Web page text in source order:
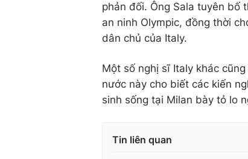
phản đối. Ông Sala tuyên bố
an ninh Olympic, đồng thời
dân chủ của Italy.
Một số nghị sĩ Italy khác
nước này cho biết các kiến
sinh sống tại Milan bày tỏ lo
Tin liên quan